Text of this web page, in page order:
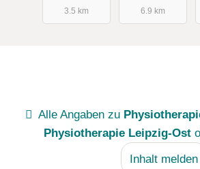
3.5 km
6.9 km
Alle Angaben zu
Physiotherapie Leipzig-Ost
Inhalt melden